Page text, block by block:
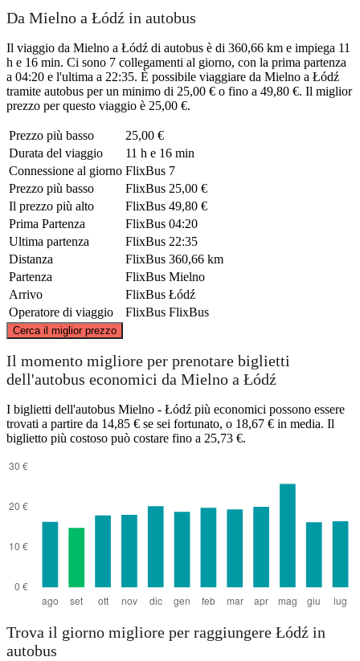
Da Mielno a Łódź in autobus
Il viaggio da Mielno a Łódź di autobus è di 360,66 km e impiega 11
h e 16 min. Ci sono 7 collegamenti al giorno, con la prima partenza
a 04:20 e l'ultima a 22:35. È possibile viaggiare da Mielno a Łódź
tramite autobus per un minimo di 25,00 € o fino a 49,80 €. Il miglior
prezzo per questo viaggio è 25,00 €.
Prezzo più basso
25,00 €
Durata del viaggio
11 h e 16 min
Connessione al giorno FlixBus 7
Prezzo più basso
FlixBus 25,00 €
Il prezzo più alto
FlixBus 49,80 €
Prima Partenza
FlixBus 04:20
Ultima partenza
FlixBus 22:35
Distanza
FlixBus 360,66 km
Partenza
FlixBus Mielno
Arrivo
FlixBus Łódź
Operatore di viaggio
FlixBus FlixBus
Cerca il miglior prezzo
Łódź
©CARTO
Il momento migliore per prenotare biglietti
dell'autobus economici da Mielno a Łódź
I biglietti dell'autobus Mielno - Łódź più economici possono essere
trovati a partire da 14,85 € se sei fortunato, o 18,67 € in media. Il
biglietto più costoso può costare fino a 25,73 €.
Trova il giorno migliore per raggiungere Łódź in
autobus